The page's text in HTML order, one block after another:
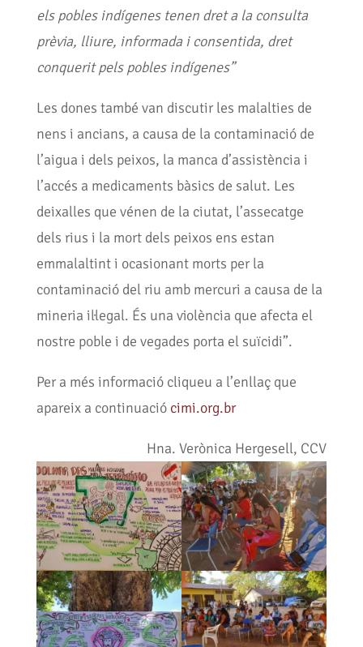
els pobles indígenes tenen dret a la consulta
prèvia, lliure, informada i consentida, dret
conquerit pels pobles indígenes”
Les dones també van discutir les malalties de
nens i ancians, a causa de la contaminació de
l’aigua i dels peixos, la manca d’assistència i
l’accés a medicaments bàsics de salut. Les
deixalles que vénen de la ciutat, l’assecatge
dels rius i la mort dels peixos ens estan
emmalaltint i ocasionant morts per la
contaminació del riu amb mercuri a causa de la
mineria il·legal. És una violència que afecta el
nostre poble i de vegades porta el suïcidi”.
Per a més informació cliqueu a l’enllaç que
apareix a continuació cimi.org.br
Hna. Verònica Hergesell, CCV